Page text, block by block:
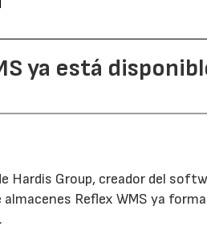
ya está
Hardis Group, creador del
Reflex WMS ya